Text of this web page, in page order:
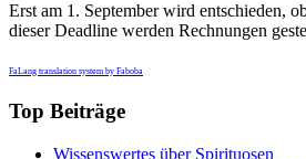
Erst am 1. September wird entschieden,
dieser Deadline werden Rechnungen
FaLang translation system by Faboba
Top Beiträge
Wissenswertes über Spirituosen